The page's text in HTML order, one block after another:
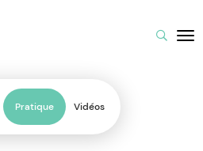
Pratique Vidéos